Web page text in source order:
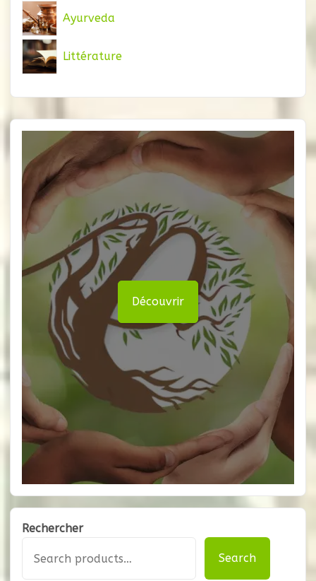
Ayurveda
Littérature
Découvrir
Rechercher
Search